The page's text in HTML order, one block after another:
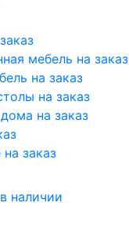
мебель на заказ
на заказ
на заказ
на заказ
заказ
наличии